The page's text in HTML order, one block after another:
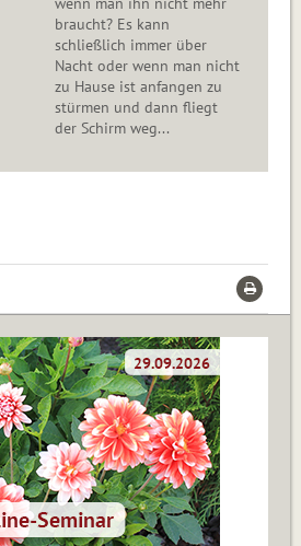
braucht? Es kann
schließlich immer über
Nacht oder wenn man nicht
zu Hause ist anfangen zu
stürmen und dann fliegt
der Schirm weg...